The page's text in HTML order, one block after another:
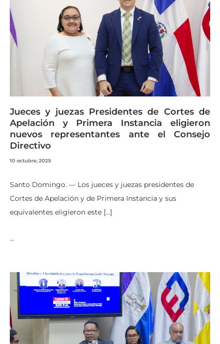
Jueces y juezas Presidentes de Cortes de
Apelación y Primera Instancia eligieron
nuevos representantes ante el Consejo
Directivo
10 octubre, 2025
Santo Domingo. — Los jueces y juezas presidentes de
Cortes de Apelación y de Primera Instancia y sus
equivalentes eligieron este […]
…